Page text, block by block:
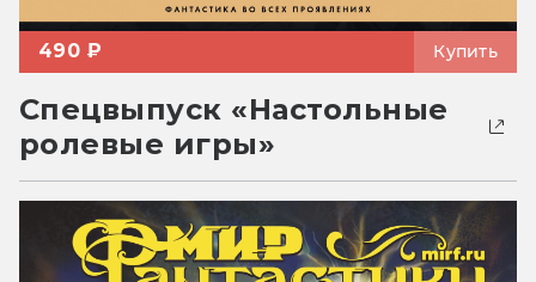
490 ₽ Купить
Спецвыпуск «Настольные
ролевые игры»